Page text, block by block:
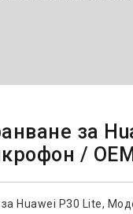
за
/ OEM
Huawei P30 Lite,